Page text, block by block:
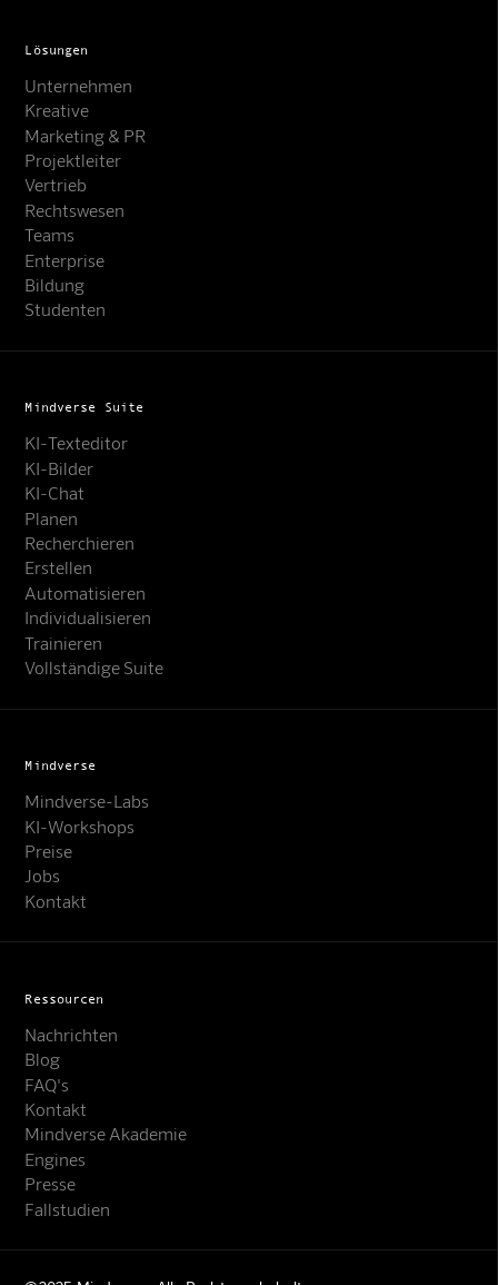
Online · KI-Assistent
Lösungen
Unternehmen
Kreative
Marketing & PR
Projektleiter
Vertrieb
Rechtswesen
Teams
Enterprise
Bildung
Studenten
Mindverse Suite
KI-Texteditor
KI-Bilder
KI-Chat
Planen
Recherchieren
Erstellen
Automatisieren
Individualisieren
Trainieren
Vollständige Suite
Mindverse
Mindverse-Labs
KI-Workshops
Preise
Jobs
Kontakt
Ressourcen
Nachrichten
Blog
FAQ's
Kontakt
Mindverse Akademie
Engines
Presse
Fallstudien